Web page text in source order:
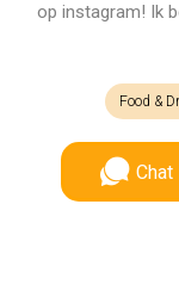
op instagram! Ik
Food &
Chat